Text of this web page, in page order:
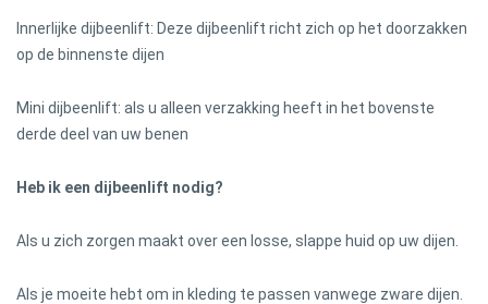
Innerlijke dijbeenlift: Deze dijbeenlift richt zich op het doorzakken
op de binnenste dijen
Mini dijbeenlift: als u alleen verzakking heeft in het bovenste
derde deel van uw benen
Heb ik een dijbeenlift nodig?
Als u zich zorgen maakt over een losse, slappe huid op uw dijen.
Als je moeite hebt om in kleding te passen vanwege zware dijen.